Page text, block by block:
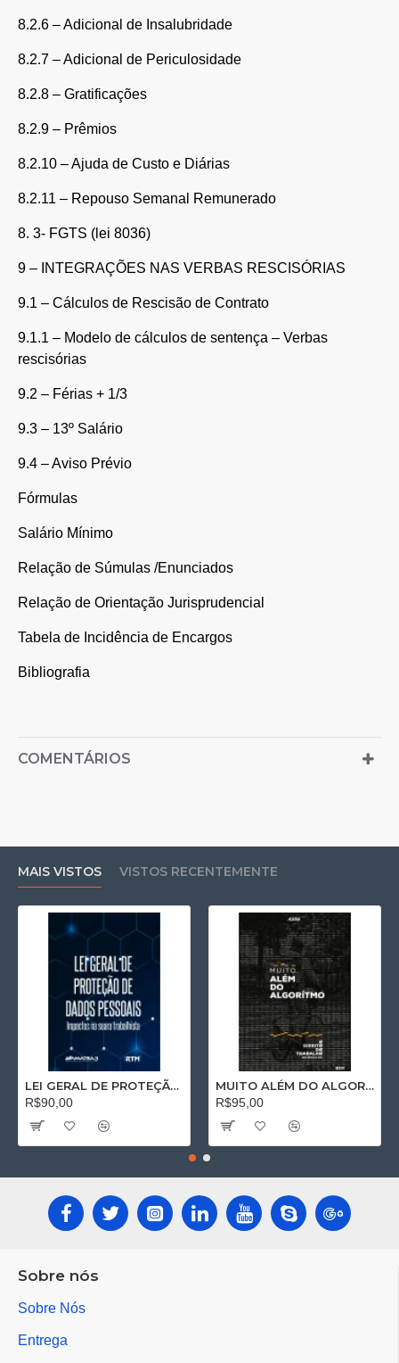
8.2.6 – Adicional de Insalubridade
8.2.7 – Adicional de Periculosidade
8.2.8 – Gratificações
8.2.9 – Prêmios
8.2.10 – Ajuda de Custo e Diárias
8.2.11 – Repouso Semanal Remunerado
8. 3- FGTS (lei 8036)
9 – INTEGRAÇÕES NAS VERBAS RESCISÓRIAS
9.1 – Cálculos de Rescisão de Contrato
9.1.1 – Modelo de cálculos de sentença – Verbas
rescisórias
9.2 – Férias + 1/3
9.3 – 13º Salário
9.4 – Aviso Prévio
Fórmulas
Salário Mínimo
Relação de Súmulas /Enunciados
Relação de Orientação Jurisprudencial
Tabela de Incidência de Encargos
Bibliografia
COMENTÁRIOS
MAIS VISTOS VISTOS RECENTEMENTE
LEI GERAL DE PROTEÇÃO DE DADOS PESSOAIS: Impactos na seara trabalhista
R$90,00
MUITO ALÉM DO ALGORÍTMO: O Direito do Trabalho no Séc. XXI
R$95,00
Sobre nós
Sobre Nós
Entrega